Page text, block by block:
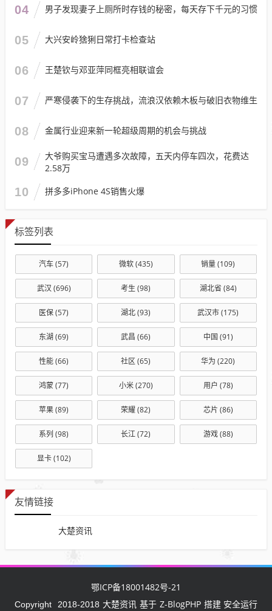
04 男子发现妻子上厕所时存钱的秘密，每天存下千元的习惯
05 大兴安岭猞猁日常打卡检查站
06 王楚钦与邓亚萍同框亮相联谊会
07 严寒侵袭下的生存挑战，流浪汉依赖木板与破旧衣物维生
08 金属行业迎来新一轮超级周期的机会与挑战
09
大爷购买宝马遭遇多次故障，五天内停车四次，花费达
2.58万
10 拼多多iPhone 4S销售火爆
标签列表
汽车(57) 微软(435) 销量(109)
武汉 (696) 考生 (98) 湖北省 (84)
医保(57) 湖北(93) 武汉市(175)
东湖 (69) 武昌 (66) 中国 (91)
性能(66) 社区 (65) 华为 (220)
鸿蒙(77) 小米(270) 用户 (78)
苹果(89) 荣耀(82) 芯片 (86)
系列 (98) 长江(72) 游戏(88)
显卡(102)
友情链接
大楚资讯
鄂ICP备18001482号-21
Copyright 2018-2018 大楚资讯 基于 Z-BlogPHP 搭建 安全运行